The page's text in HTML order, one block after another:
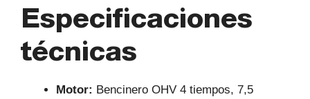
Especificaciones
técnicas
Motor: Bencinero OHV 4 tiempos, 7,5